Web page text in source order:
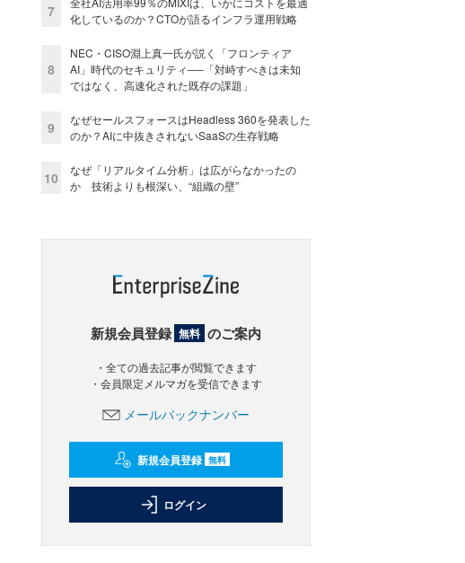
7
化しているのか？CTOが語るインフラ運用戦略
8
NEC・CISO淵上真一氏が説く「フロンティア
AI」時代のセキュリティ──「対峙すべきは未知
ではなく、高速化された既存の課題」
9
なぜセールスフォースはHeadless 360を発表した
のか？AIに中抜きされないSaaSの生存戦略
10
なぜ「リアルタイム分析」は広がらなかったの
か 技術よりも根深い、“組織の壁”
新規会員登録 無料 のご案内
・全ての過去記事が閲覧できます
・会員限定メルマガを受信できます
メールバックナンバー
新規会員登録 無料
ログイン